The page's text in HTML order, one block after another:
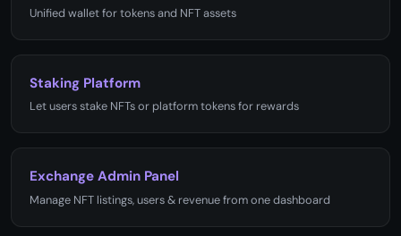
Unified wallet for tokens and NFT assets
Staking Platform
Let users stake NFTs or platform tokens for rewards
Exchange Admin Panel
Manage NFT listings, users & revenue from one dashboard